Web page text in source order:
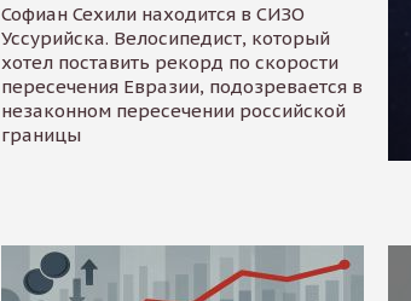
Софиан Сехили находится в СИЗО
Уссурийска. Велосипедист, который
хотел поставить рекорд по скорости
пересечения Евразии, подозревается в
незаконном пересечении российской
границы